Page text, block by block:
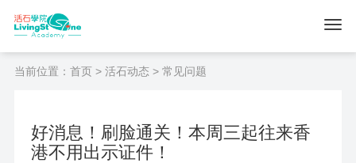
当前位置： 首页> 活石动态> 常见问题
好消息！刷脸通关！本周三起往来香
港不用出示证件！